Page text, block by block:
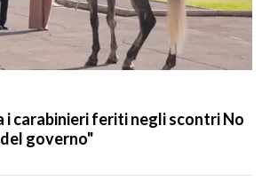
i carabinieri feriti negli scontri No
governo"